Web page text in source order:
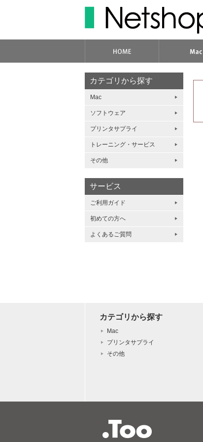
カテゴリから探す
Mac
ソフトウェア
プリンタサプライ
トレーニング・サービス
その他
サービス
ご利用ガイド
初めての方へ
よくあるご質問
カテゴリから探す
Mac
プリンタサプライ
その他